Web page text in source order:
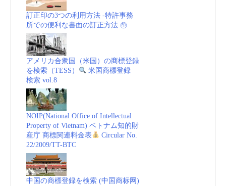
訂正印の3つの利用方法 -特許事務
所での便利な書面の訂正方法 ㊞
アメリカ合衆国（米国）の商標登録
を検索（TESS）
米国商標登録
検索 vol.8
NOIP(National Office of Intellectual
Property of Vietnam) ベトナム知的財
産庁 商標関連料金表
Circular No.
22/2009/TT-BTC
中国の商標登録を検索 (中国商标网)